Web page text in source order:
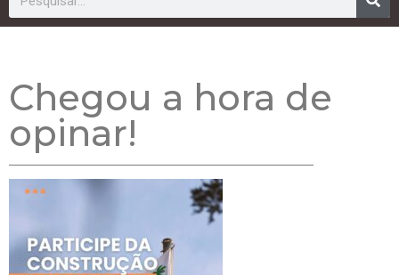
Chegou a hora de
opinar!